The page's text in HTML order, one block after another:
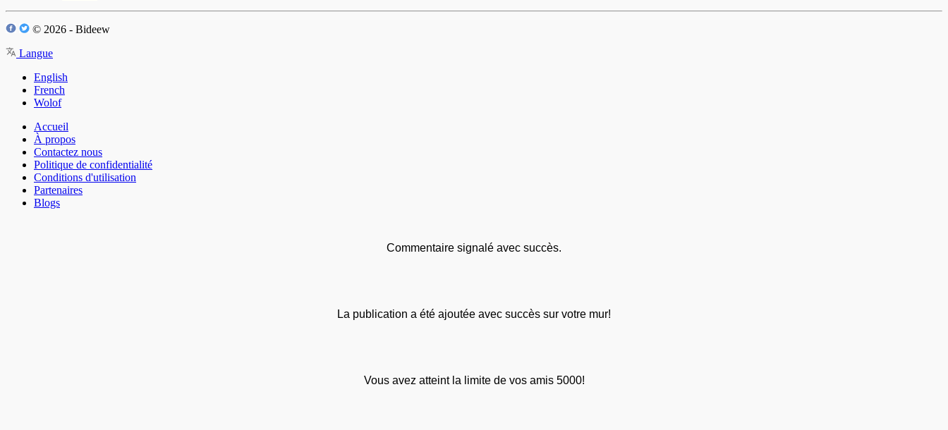
© 2026 - Bideew
Langue
English
French
Wolof
Accueil
À propos
Contactez nous
Politique de confidentialité
Conditions d'utilisation
Partenaires
Blogs
Commentaire signalé avec succès.
La publication a été ajoutée avec succès sur votre mur!
Vous avez atteint la limite de vos amis 5000!